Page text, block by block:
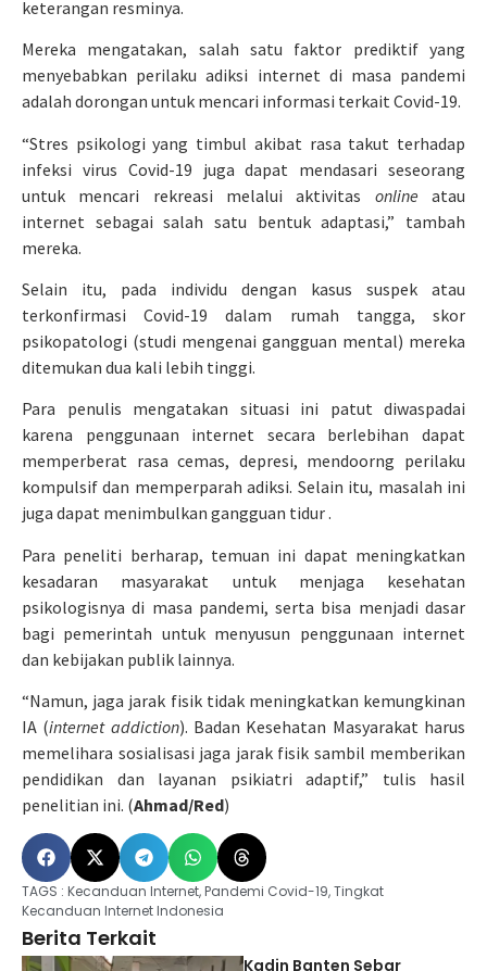
keterangan resminya.
Mereka mengatakan, salah satu faktor prediktif yang
menyebabkan perilaku adiksi internet di masa pandemi
adalah dorongan untuk mencari informasi terkait Covid-19.
“Stres psikologi yang timbul akibat rasa takut terhadap
infeksi virus Covid-19 juga dapat mendasari seseorang
untuk mencari rekreasi melalui aktivitas online atau
internet sebagai salah satu bentuk adaptasi,” tambah
mereka.
Selain itu, pada individu dengan kasus suspek atau
terkonfirmasi Covid-19 dalam rumah tangga, skor
psikopatologi (studi mengenai gangguan mental) mereka
ditemukan dua kali lebih tinggi.
Para penulis mengatakan situasi ini patut diwaspadai
karena penggunaan internet secara berlebihan dapat
memperberat rasa cemas, depresi, mendoorng perilaku
kompulsif dan memperparah adiksi. Selain itu, masalah ini
juga dapat menimbulkan gangguan tidur .
Para peneliti berharap, temuan ini dapat meningkatkan
kesadaran masyarakat untuk menjaga kesehatan
psikologisnya di masa pandemi, serta bisa menjadi dasar
bagi pemerintah untuk menyusun penggunaan internet
dan kebijakan publik lainnya.
“Namun, jaga jarak fisik tidak meningkatkan kemungkinan
IA (internet addiction). Badan Kesehatan Masyarakat harus
memelihara sosialisasi jaga jarak fisik sambil memberikan
pendidikan dan layanan psikiatri adaptif,” tulis hasil
penelitian ini. (Ahmad/Red)
TAGS : Kecanduan Internet,Pandemi Covid-19,Tingkat
Kecanduan Internet Indonesia
Berita Terkait
Kadin Banten Sebar